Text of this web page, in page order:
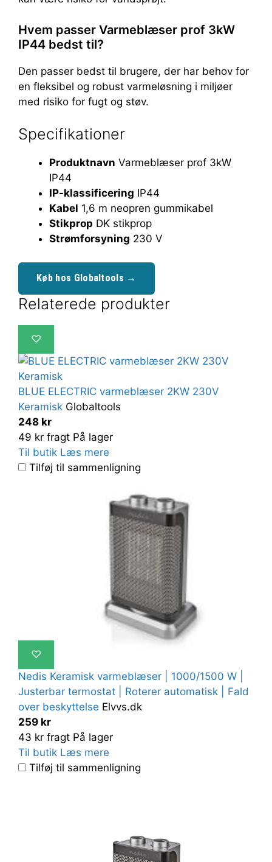
Hvem passer Varmeblæser prof 3kW
IP44 bedst til?
Den passer bedst til brugere, der har behov for
en fleksibel og robust varmeløsning i miljøer
med risiko for fugt og støv.
Specifikationer
Produktnavn Varmeblæser prof 3kW
IP44
IP-klassificering IP44
Kabel 1,6 m neopren gummikabel
Stikprop DK stikprop
Strømforsyning 230 V
Køb hos Globaltools →
Relaterede produkter
♡
BLUE ELECTRIC varmeblæser 2KW 230V
Keramisk Globaltools
248 kr
49 kr fragt På lager
Til butik Læs mere
Tilføj til sammenligning
♡
Nedis Keramisk varmeblæser | 1000/1500 W |
Justerbar termostat | Roterer automatisk | Fald
over beskyttelse Elvvs.dk
259 kr
43 kr fragt På lager
Til butik Læs mere
Tilføj til sammenligning